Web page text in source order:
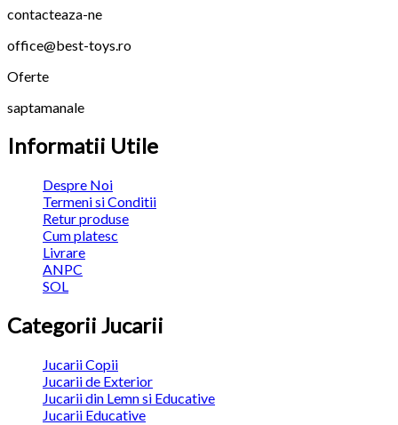
contacteaza-ne
office@best-toys.ro
Oferte
saptamanale
Informatii Utile
Despre Noi
Termeni si Conditii
Retur produse
Cum platesc
Livrare
ANPC
SOL
Categorii Jucarii
Jucarii Copii
Jucarii de Exterior
Jucarii din Lemn si Educative
Jucarii Educative